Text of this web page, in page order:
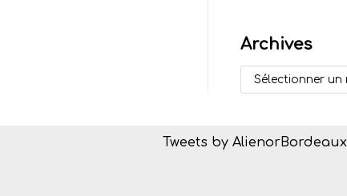
Archives
Tweets by AlienorBordeaux